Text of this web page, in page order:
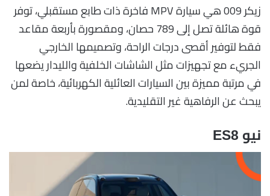
زيكر 009 هي سيارة MPV فاخرة ذات طابع مستقبلي، توفر
قوة هائلة تصل إلى 789 حصان، ومقصورة بأربعة مقاعد
فقط لتوفير أقصى درجات الراحة، وتصميمها الخارجي
الجريء مع تجهيزات مثل الشاشات الخلفية والليدار يضعها
في مرتبة مميزة بين السيارات العائلية الكهربائية، خاصة لمن
يبحث عن الرفاهية غير التقليدية.
نيو ES8